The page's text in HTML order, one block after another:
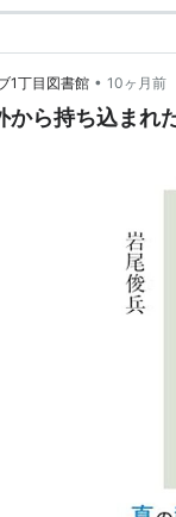
1丁目図書館 • 10ヶ月前
から持ち込まれ